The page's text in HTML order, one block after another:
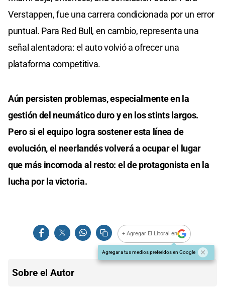
Verstappen, fue una carrera condicionada por un error
puntual. Para Red Bull, en cambio, representa una
señal alentadora: el auto volvió a ofrecer una
plataforma competitiva.
Aún persisten problemas, especialmente en la
gestión del neumático duro y en los stints largos.
Pero si el equipo logra sostener esta línea de
evolución, el neerlandés volverá a ocupar el lugar
que más incomoda al resto: el de protagonista en la
lucha por la victoria.
+ Agregar El Litoral en
Agregar a tus medios preferidos en Google
Sobre el Autor